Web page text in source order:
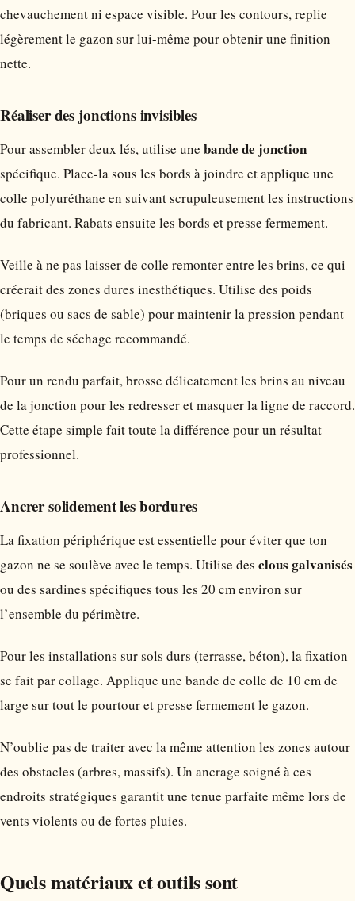
chevauchement ni espace visible. Pour les contours, replie
légèrement le gazon sur lui-même pour obtenir une finition
nette.
Réaliser des jonctions invisibles
Pour assembler deux lés, utilise une bande de jonction
spécifique. Place-la sous les bords à joindre et applique une
colle polyuréthane en suivant scrupuleusement les instructions
du fabricant. Rabats ensuite les bords et presse fermement.
Veille à ne pas laisser de colle remonter entre les brins, ce qui
créerait des zones dures inesthétiques. Utilise des poids
(briques ou sacs de sable) pour maintenir la pression pendant
le temps de séchage recommandé.
Pour un rendu parfait, brosse délicatement les brins au niveau
de la jonction pour les redresser et masquer la ligne de raccord.
Cette étape simple fait toute la différence pour un résultat
professionnel.
Ancrer solidement les bordures
La fixation périphérique est essentielle pour éviter que ton
gazon ne se soulève avec le temps. Utilise des clous galvanisés
ou des sardines spécifiques tous les 20 cm environ sur
l’ensemble du périmètre.
Pour les installations sur sols durs (terrasse, béton), la fixation
se fait par collage. Applique une bande de colle de 10 cm de
large sur tout le pourtour et presse fermement le gazon.
N’oublie pas de traiter avec la même attention les zones autour
des obstacles (arbres, massifs). Un ancrage soigné à ces
endroits stratégiques garantit une tenue parfaite même lors de
vents violents ou de fortes pluies.
Quels matériaux et outils sont